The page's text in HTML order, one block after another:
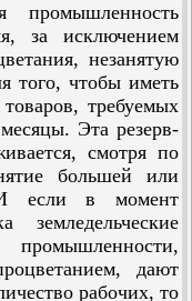
промышленность
за исключением
незанятую
того, чтобы иметь
требуемых
Эта резерв­
смотря по
большей или
если в момент
земледельческие
дают
рабочих, то